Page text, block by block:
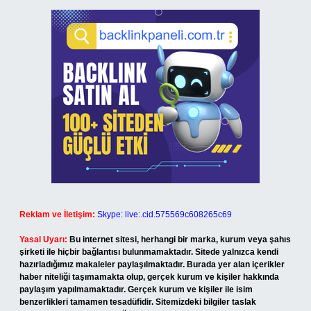
Reklam ve İletişim: Skype: live:.cid.575569c608265c69
Yasal Uyarı: Bu internet sitesi, herhangi bir marka, kurum veya şahıs
şirketi ile hiçbir bağlantısı bulunmamaktadır. Sitede yalnızca kendi
hazırladığımız makaleler paylaşılmaktadır. Burada yer alan içerikler
haber niteliği taşımamakta olup, gerçek kurum ve kişiler hakkında
paylaşım yapılmamaktadır. Gerçek kurum ve kişiler ile isim
benzerlikleri tamamen tesadüfidir. Sitemizdeki bilgiler taslak